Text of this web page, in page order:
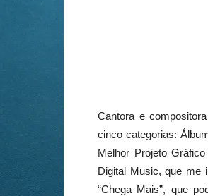
Cantora e
cinco categorias:
Melhor Projeto
Digital Music, que me
“Chega Mais”, que